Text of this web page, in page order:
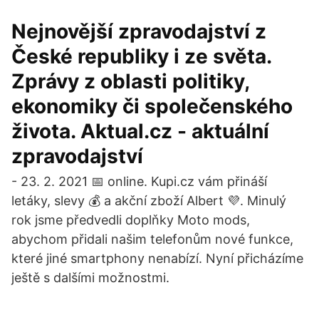
Nejnovější zpravodajství z
České republiky i ze světa.
Zprávy z oblasti politiky,
ekonomiky či společenského
života. Aktual.cz - aktuální
zpravodajství
- 23. 2. 2021 📅 online. Kupi.cz vám přináší
letáky, slevy 💰 a akční zboží Albert 💜. Minulý
rok jsme předvedli doplňky Moto mods,
abychom přidali našim telefonům nové funkce,
které jiné smartphony nenabízí. Nyní přicházíme
ještě s dalšími možnostmi.